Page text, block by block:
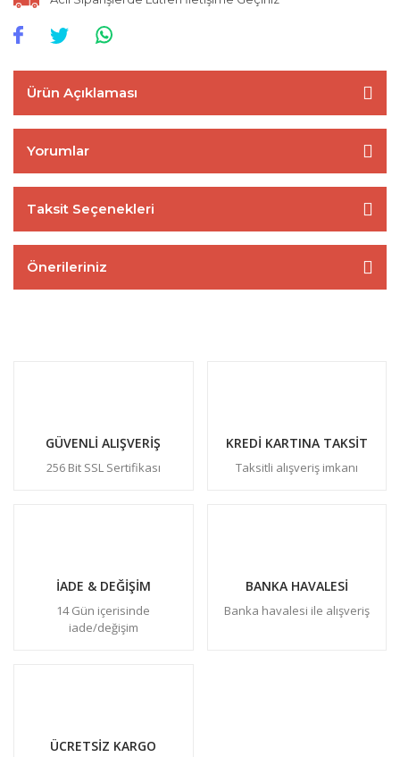
Ürün Açıklaması
Yorumlar
Taksit Seçenekleri
Önerileriniz
GÜVENLİ ALIŞVERİŞ
256 Bit SSL Sertifikası
KREDİ KARTINA TAKSİT
Taksitli alışveriş imkanı
İADE & DEĞİŞİM
14 Gün içerisinde
iade/değişim
BANKA HAVALESİ
Banka havalesi ile alışveriş
ÜCRETSİZ KARGO